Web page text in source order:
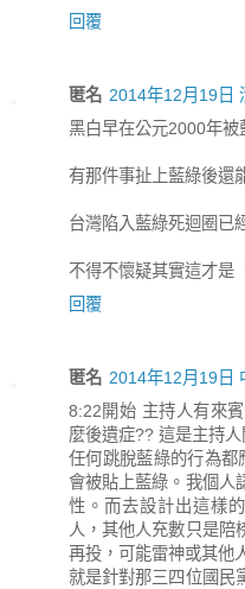
回覆
匿名 2014年12月19日
黑白早在公元2000年被
有那件事扯上藍綠後還
台灣陷入藍綠死迴圈已
不得不懷疑其實這才是
回覆
匿名 2014年12月19日
8:22開始 主持人有來
麼後遺症?? 這是主持人
任何跳脫藍綠的行為
會被貼上藍綠。我個人
性。而去設計出這樣
人，其他人充數只是陪
再投，可能雷神或其他
就是針對那三四位國民